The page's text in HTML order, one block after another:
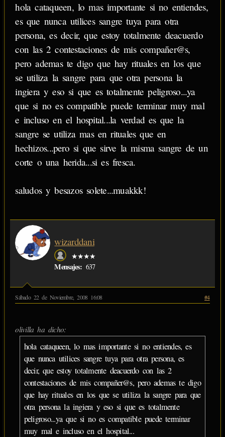
hola cataqueen, lo mas importante si no entiendes,
es que nunca utilices sangre tuya para otra
persona, es decir, que estoy totalmente deacuerdo
con las 2 contestaciones de mis compañer@s,
pero ademas te digo que hay rituales en los que
se utiliza la sangre para que otra persona la
ingiera y eso si que es totalmente peligroso...ya
que si no es compatible puede terminar muy mal
e incluso en el hospital...la verdad es que la
sangre se utiliza mas en rituales que en
hechizos...pero si que sirve la misma sangre de un
corte o una herida...si es fresca.
saludos y besazos solete...muakkk!
wizarddani
★★★★
Mensajes: 637
Sábado 22 de Noviembre, 2008 16:08 #4
olivilla ha dicho:
hola cataqueen, lo mas importante si no entiendes, es
que nunca utilices sangre tuya para otra persona, es
decir, que estoy totalmente deacuerdo con las 2
contestaciones de mis compañer@s, pero ademas te digo
que hay rituales en los que se utiliza la sangre para que
otra persona la ingiera y eso si que es totalmente
peligroso...ya que si no es compatible puede terminar
muy mal e incluso en el hospital...